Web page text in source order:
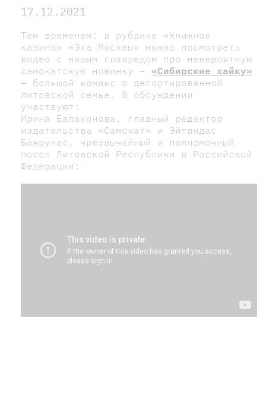
17.12.2021
Тем временем: в рубрике «Книжное
казино» «Эха Москвы» можно посмотреть
видео с нашим главредом про невероятную
самокатскую новинку – «Сибирские хайку»
– большой комикс о депортированной
литовской семье. В обсуждении
участвуют:
Ирина Балахонова, главный редактор
издательства «Самокат» и Эйтвидас
Баярунас, чрезвычайный и полномочный
посол Литовской Республики в Российской
Федерации: